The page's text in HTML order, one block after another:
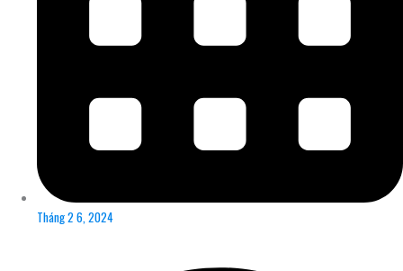
Tháng 2 6, 2024